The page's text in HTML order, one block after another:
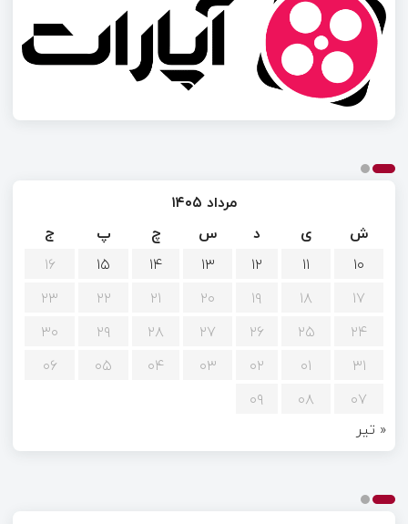
مرداد ۱۴۰۵
ش
ی د س چ پ
ج
۱۰
۱۱ ۱۲ ۱۳ ۱۴ ۱۵
۱۶
۱۷
۱۸ ۱۹ ۲۰ ۲۱ ۲۲
۲۳
۲۴
۲۵ ۲۶ ۲۷ ۲۸ ۲۹
۳۰
۳۱
۰۱ ۰۲ ۰۳ ۰۴ ۰۵
۰۶
۰۷
۰۸
۰۹
« تیر